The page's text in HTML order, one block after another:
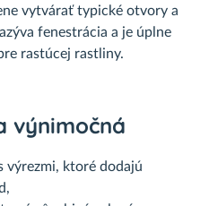
vytvárať typické otvory a
fenestrácia a je úplne
rastúcej rastliny.
výnimočná
výrezmi, ktoré dodajú